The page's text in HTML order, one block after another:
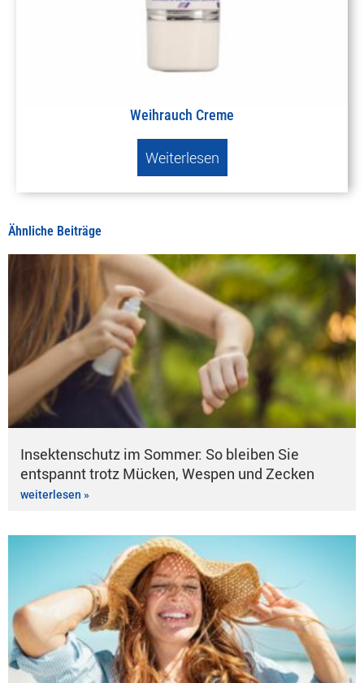
Weihrauch Creme
Weiterlesen
Ähnliche Beiträge
Insektenschutz im Sommer: So bleiben Sie
entspannt trotz Mücken, Wespen und Zecken
weiterlesen »